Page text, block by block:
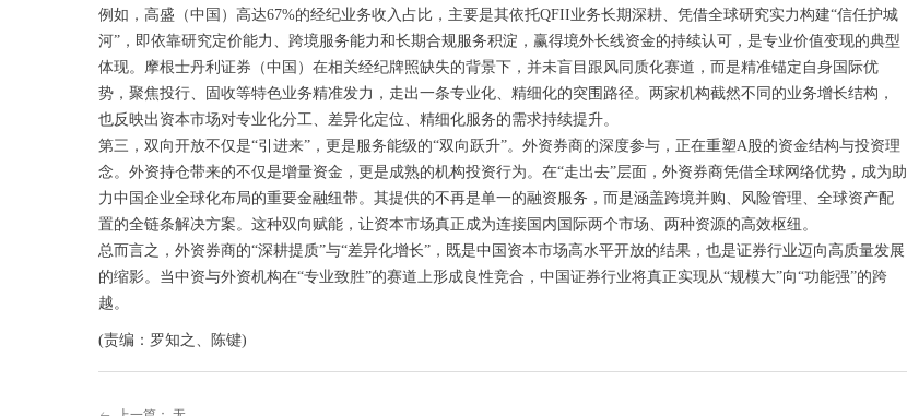
例如，高盛（中国）高达67%的经纪业务收入占比，主要是其依托QFII业务长期深耕、凭借全球研究实力构建“信任护城
河”，即依靠研究定价能力、跨境服务能力和长期合规服务积淀，赢得境外长线资金的持续认可，是专业价值变现的典型
体现。摩根士丹利证券（中国）在相关经纪牌照缺失的背景下，并未盲目跟风同质化赛道，而是精准锚定自身国际优
势，聚焦投行、固收等特色业务精准发力，走出一条专业化、精细化的突围路径。两家机构截然不同的业务增长结构，
也反映出资本市场对专业化分工、差异化定位、精细化服务的需求持续提升。
第三，双向开放不仅是“引进来”，更是服务能级的“双向跃升”。外资券商的深度参与，正在重塑A股的资金结构与投资理
念。外资持仓带来的不仅是增量资金，更是成熟的机构投资行为。在“走出去”层面，外资券商凭借全球网络优势，成为助
力中国企业全球化布局的重要金融纽带。其提供的不再是单一的融资服务，而是涵盖跨境并购、风险管理、全球资产配
置的全链条解决方案。这种双向赋能，让资本市场真正成为连接国内国际两个市场、两种资源的高效枢纽。
总而言之，外资券商的“深耕提质”与“差异化增长”，既是中国资本市场高水平开放的结果，也是证券行业迈向高质量发展
的缩影。当中资与外资机构在“专业致胜”的赛道上形成良性竞合，中国证券行业将真正实现从“规模大”向“功能强”的跨
越。
(责编：罗知之、陈键)